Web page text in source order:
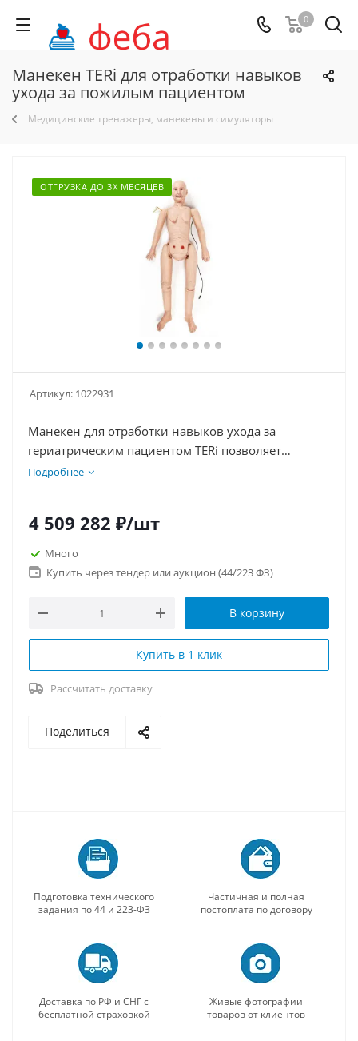
0
Манекен TERi для отработки навыков
ухода за пожилым пациентом
Медицинские тренажеры, манекены и симуляторы
ОТГРУЗКА ДО 3Х МЕСЯЦЕВ
Артикул: 1022931
Манекен для отработки навыков ухода за
гериатрическим пациентом TERi позволяет
получить знания и практические навыки по
глазами и уходу за стомой.
Подробнее
4 509 282 ₽/шт
Много
Купить через тендер или аукцион (44/223 ФЗ)
В корзину
Купить в 1 клик
Рассчитать доставку
Поделиться
Подготовка технического
задания по 44 и 223-ФЗ
Частичная и полная
постоплата по договору
Доставка по РФ и СНГ с
бесплатной страховкой
Живые фотографии
товаров от клиентов